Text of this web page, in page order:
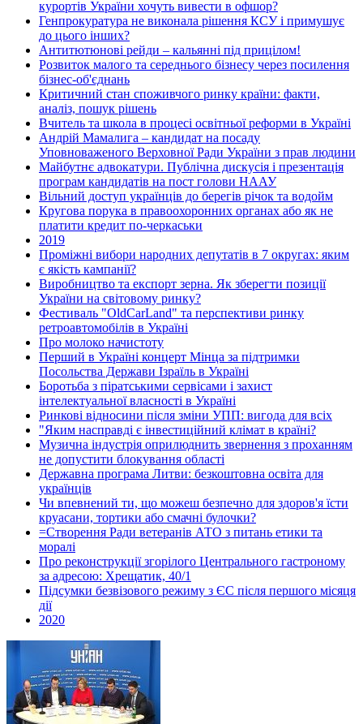
курортів України хочуть вивести в офшор?
Генпрокуратура не виконала рішення КСУ і примушує
до цього інших?
Антитютюнові рейди – кальянні під прицілом!
Розвиток малого та середнього бізнесу через посилення
бізнес-об'єднань
Критичний стан споживчого ринку країни: факти,
аналіз, пошук рішень
Вчитель та школа в процесі освітньої реформи в Україні
Андрій Мамалига – кандидат на посаду
Уповноваженого Верховної Ради України з прав людини
Майбутнє адвокатури. Публічна дискусія і презентація
програм кандидатів на пост голови НААУ
Вільний доступ українців до берегів річок та водойм
Кругова порука в правоохоронних органах або як не
платити кредит по-черкаськи
2019
Проміжні вибори народних депутатів в 7 округах: яким
є якість кампанії?
Виробництво та експорт зерна. Як зберегти позиції
України на світовому ринку?
Фестиваль "OldCarLand" та перспективи ринку
ретроавтомобілів в Україні
Про молоко начистоту
Перший в Україні концерт Мінца за підтримки
Посольства Держави Ізраїль в Україні
Боротьба з піратськими сервісами і захист
інтелектуальної власності в Україні
Ринкові відносини після зміни УПП: вигода для всіх
"Яким насправді є інвестиційний клімат в країні?
Музична індустрія оприлюднить звернення з проханням
не допустити блокування області
Державна програма Литви: безкоштовна освіта для
українців
Чи впевнений ти, що можеш безпечно для здоров'я їсти
круасани, тортики або смачні булочки?
=Створення Ради ветеранів АТО з питань етики та
моралі
Про реконструкції згорілого Центрального гастроному
за адресою: Хрещатик, 40/1
Підсумки безвізового режиму з ЄС після першого місяця
дії
2020